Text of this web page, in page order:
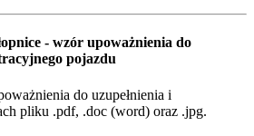
- wzór upoważnienia do
pojazdu
do uzupełnienia i
pliku .pdf, .doc (word) oraz .jpg.